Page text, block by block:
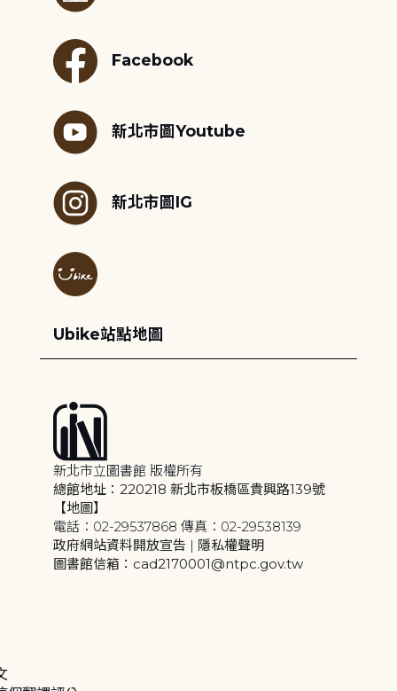
Facebook
新北市圖Youtube
新北市圖IG
Ubike站點地圖
新北市立圖書館 版權所有
總館地址：220218 新北市板橋區貴興路139號
【地圖】
電話：02-29537868 傳真：02-29538139
政府網站資料開放宣告 | 隱私權聲明
圖書館信箱：cad2170001@ntpc.gov.tw